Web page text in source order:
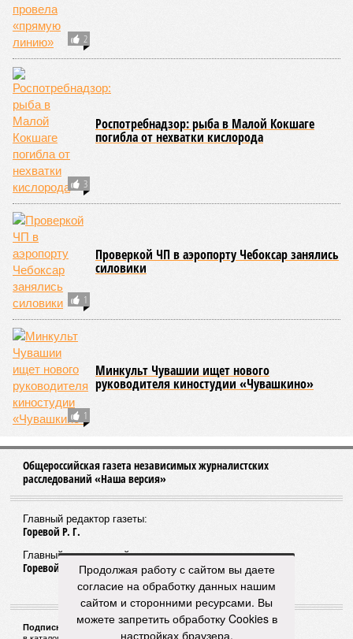
2
3
Роспотребнадзор: рыба в Малой Кокшаге
погибла от нехватки кислорода
1
Проверкой ЧП в аэропорту Чебоксар занялись
силовики
1
Минкульт Чувашии ищет нового
руководителя киностудии «Чувашкино»
Общероссийская газета независимых журналистских
расследований «Наша версия»
Главный редактор газеты:
Горевой Р. Г.
Главный редактор сайта:
Горевой Р. Г.
Подписной индекс газеты «Наша версия»:
Продолжая работу с сайтом вы даете
согласие на обработку данных нашим
сайтом и сторонними ресурсами. Вы
можете запретить обработку Cookies в
настройках браузера.